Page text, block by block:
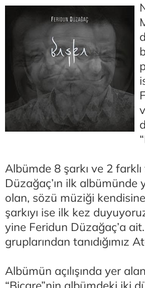
Albümde 8 şarkı ve 2
Düzağaç’ın ilk
olan, sözü müziği
şarkıyı ise ilk kez
yine Feridun Düzağaç’a
gruplarından tanıdığımız
Albümün açılışında yer